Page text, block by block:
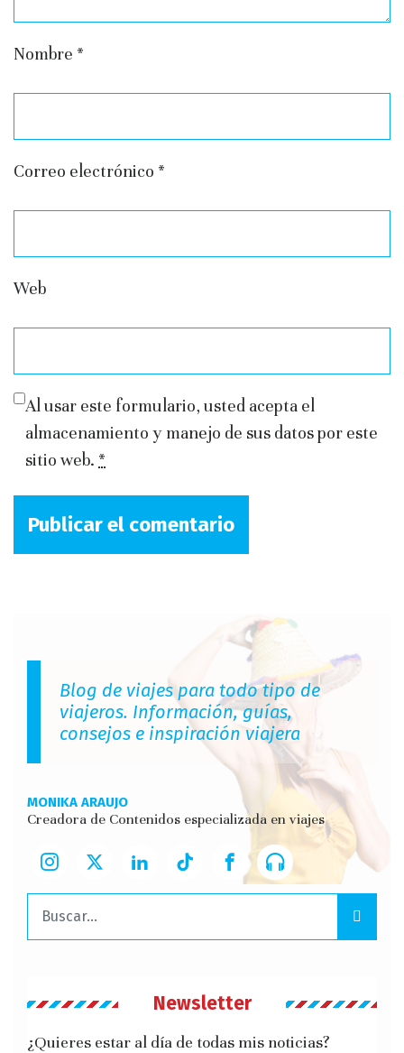
Nombre *
Correo electrónico *
Web
Al usar este formulario, usted acepta el
almacenamiento y manejo de sus datos por este
sitio web. *
Blog de viajes para todo tipo de
viajeros. Información, guías,
consejos e inspiración viajera
MONIKA ARAUJO
Creadora de Contenidos especializada en viajes
Buscar:
Newsletter
¿Quieres estar al día de todas mis noticias?